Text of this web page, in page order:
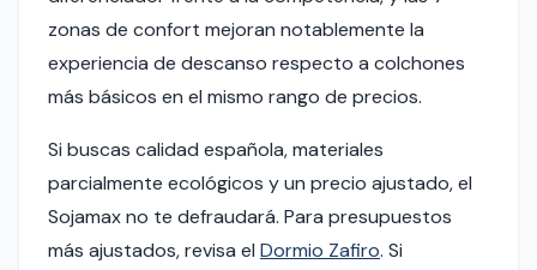
zonas de confort mejoran notablemente la
experiencia de descanso respecto a colchones
más básicos en el mismo rango de precios.
Si buscas calidad española, materiales
parcialmente ecológicos y un precio ajustado, el
Sojamax no te defraudará. Para presupuestos
más ajustados, revisa el Dormio Zafiro. Si